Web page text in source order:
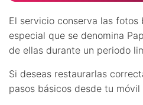
El servicio conserva las fotos
especial que se denomina
de ellas durante un periodo
Si deseas restaurarlas
pasos básicos desde tu móvil